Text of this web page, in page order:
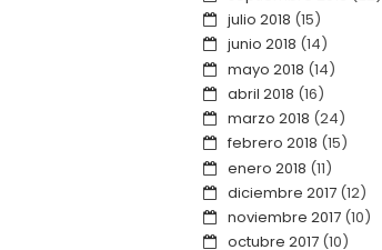
julio 2018 (15)
junio 2018 (14)
mayo 2018 (14)
abril 2018 (16)
marzo 2018 (24)
febrero 2018 (15)
enero 2018 (11)
diciembre 2017(12)
noviembre 2017(10)
octubre 2017(10)